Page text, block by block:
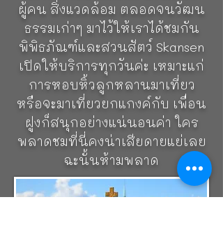
ผู้คน สิ่งแวดล้อม ตลอดจนวัฒน
ธรรมเก่าๆ มาไว้ให้เราได้ชมกัน
พิพิธภัณฑ์และสวนสัตว์ Skansen
เปิดให้บริการทุกวันค่ะ เหมาะแก่
การหอบหิ้วลูกหลานมาเที่ยว
หรือจะมาเที่ยวยกแกงค์กับ เพื่อน
ฝูงก็สนุกอย่างแน่นอนค่า ใคร
พลาดชมที่นี่คงน่าเสียดายแย่เลย
ฉะนั้นห้ามพลาด
มงกุฎทองอร่ามบนสะพาน